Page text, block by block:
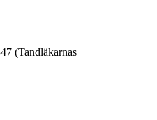
(Tandläkarnas